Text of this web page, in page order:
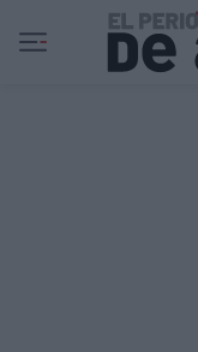
Ir al contenido principal